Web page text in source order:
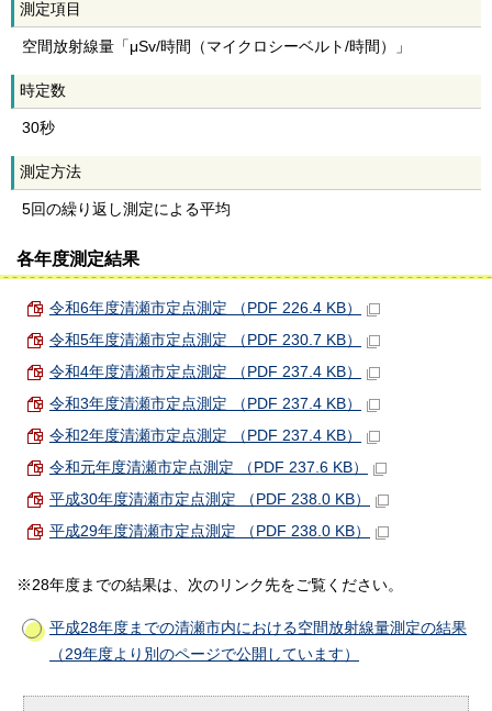
測定項目
空間放射線量「μSv/時間（マイクロシーベルト/時間）」
時定数
30秒
測定方法
5回の繰り返し測定による平均
各年度測定結果
令和6年度清瀬市定点測定 （PDF 226.4 KB）
令和5年度清瀬市定点測定 （PDF 230.7 KB）
令和4年度清瀬市定点測定 （PDF 237.4 KB）
令和3年度清瀬市定点測定 （PDF 237.4 KB）
令和2年度清瀬市定点測定 （PDF 237.4 KB）
令和元年度清瀬市定点測定 （PDF 237.6 KB）
平成30年度清瀬市定点測定 （PDF 238.0 KB）
平成29年度清瀬市定点測定 （PDF 238.0 KB）
※28年度までの結果は、次のリンク先をご覧ください。
平成28年度までの清瀬市内における空間放射線量測定の結果
（29年度より別のページで公開しています）